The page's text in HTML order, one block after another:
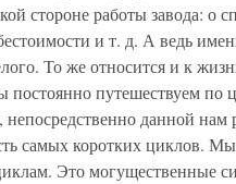
стороне работы завода: о
и т. д. А ведь
То же относится и к
путешествуем по
данной нам
самых коротких циклов.
Это могущественные